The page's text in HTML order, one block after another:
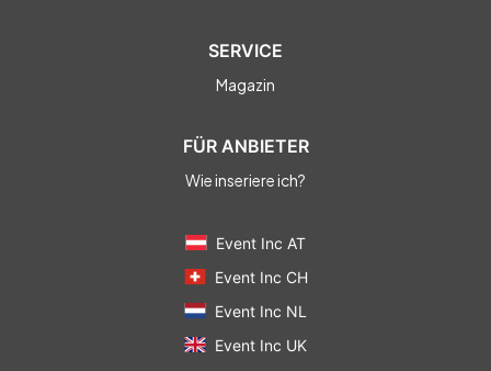
SERVICE
Magazin
FÜR ANBIETER
Wie inseriere ich?
Event Inc AT
Event Inc CH
Event Inc NL
Event Inc UK